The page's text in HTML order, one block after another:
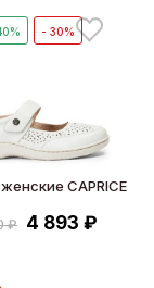
- 30%
CAPRICE
₽ 4 893 ₽